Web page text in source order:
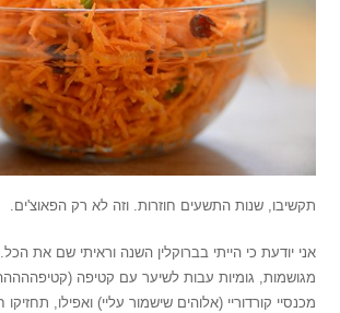
תקשיבו, שנות התשעים חוזרות. וזה לא רק הפאוצ'ים.
אני יודעת כי הייתי בברוקלין השנה וראיתי שם את
מגושמות, גומיות עבות לשיער עם קטיפה
מכנסיי קורדוריי (אלוהים שישמור עליי) ואפילו,